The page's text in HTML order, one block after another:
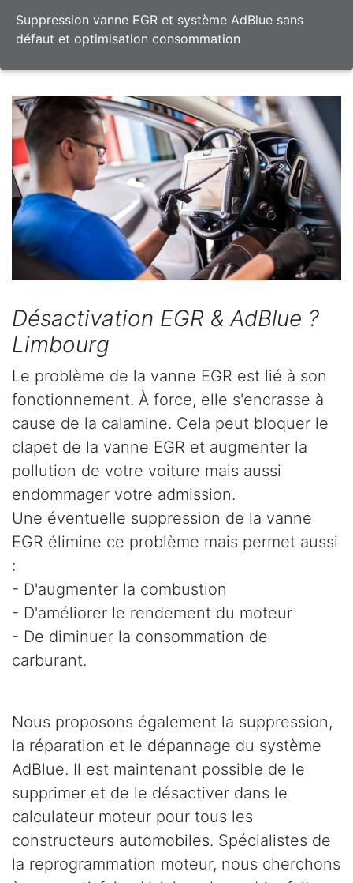
Suppression vanne EGR et système AdBlue sans
défaut et optimisation consommation
Désactivation EGR & AdBlue ?
Limbourg
Le problème de la vanne EGR est lié à son
fonctionnement. À force, elle s'encrasse à
cause de la calamine. Cela peut bloquer le
clapet de la vanne EGR et augmenter la
pollution de votre voiture mais aussi
endommager votre admission.
Une éventuelle suppression de la vanne
EGR élimine ce problème mais permet aussi
:
- D'augmenter la combustion
- D'améliorer le rendement du moteur
- De diminuer la consommation de
carburant.
Nous proposons également la suppression,
la réparation et le dépannage du système
AdBlue. Il est maintenant possible de le
supprimer et de le désactiver dans le
calculateur moteur pour tous les
constructeurs automobiles. Spécialistes de
la reprogrammation moteur, nous cherchons